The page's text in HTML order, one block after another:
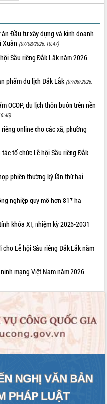
Đầu tư xây dựng và kinh doanh
Xuân (07/08/2026, 19:47)
Sầu riêng Đắk Lắk năm 2026
phẩm du lịch Đắk Lắk (07/08/2026,
OCOP, du lịch thôn buôn trên nền
online cho các xã, phường
tổ chức Lễ hội Sầu riêng Đắk
phiên thường kỳ lần thứ hai
nghiệp quy mô hơn 817 ha
khóa XI, nhiệm kỳ 2026-2031
Lễ hội Sầu riêng Đắk Lắk năm
mạng Việt Nam năm 2026